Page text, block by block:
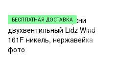
БЕСПЛАТНАЯ ДОСТАВКА